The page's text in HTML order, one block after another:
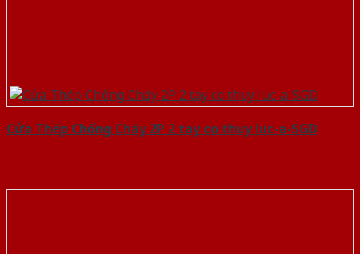
Cửa Thép Chống Cháy 2P 2 tay co thuy luc-a-SGD